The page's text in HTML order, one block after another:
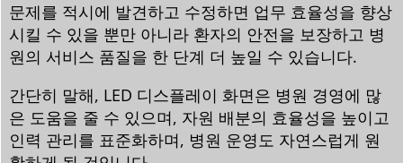
문제를 적시에 발견하고 수정하면 업무 효율성을 향상
시킬 수 있을 뿐만 아니라 환자의 안전을 보장하고 병
원의 서비스 품질을 한 단계 더 높일 수 있습니다.
간단히 말해, LED 디스플레이 화면은 병원 경영에 많
은 도움을 줄 수 있으며, 자원 배분의 효율성을 높이고
인력 관리를 표준화하며, 병원 운영도 자연스럽게 원